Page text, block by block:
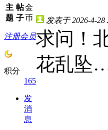
主
题
帖
子
金
币
注册会员
积分
165
发
消
息
发表于 2026-4-28
求问！
花乱坠